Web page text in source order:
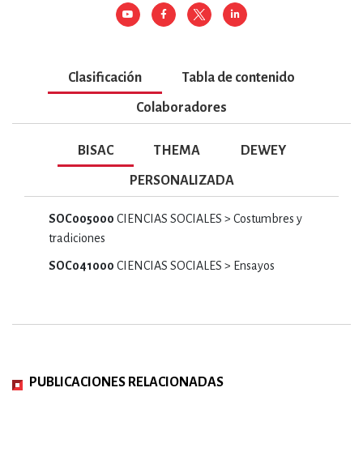
Clasificación Tabla de contenido
Colaboradores
BISAC THEMA DEWEY
PERSONALIZADA
SOC005000 CIENCIAS SOCIALES > Costumbres y
tradiciones
SOC041000 CIENCIAS SOCIALES > Ensayos
PUBLICACIONES RELACIONADAS